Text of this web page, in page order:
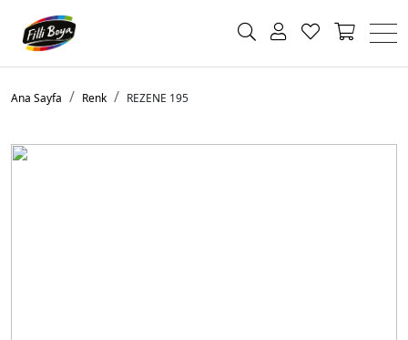
Ana Sayfa Renk REZENE 195